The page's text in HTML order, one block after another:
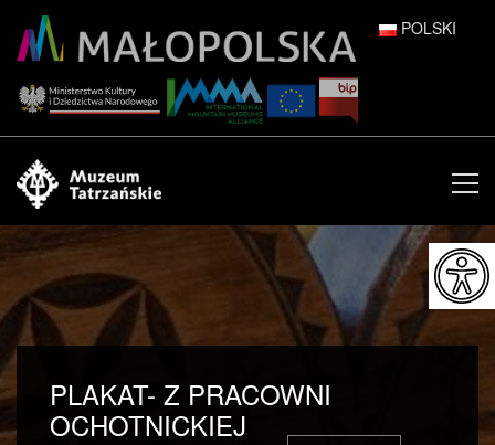
POLSKI
ENGLISH
ESPAÑOL
FRANÇAIS
ITALIANO
PLAKAT- Z PRACOWNI
OCHOTNICKIEJ